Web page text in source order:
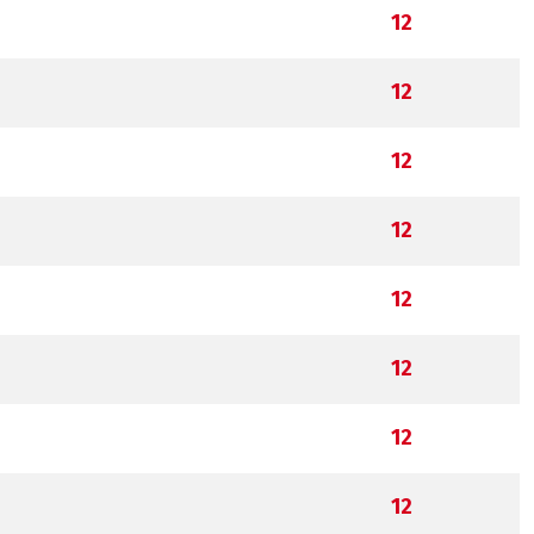
12
12
12
12
12
12
12
12